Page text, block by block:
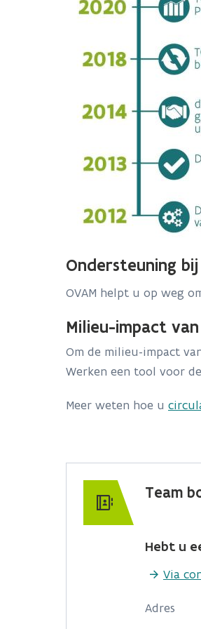
Ondersteuning bij
OVAM helpt u op weg
Milieu-impact
Om de milieu-impact
Werken een tool voor
Meer weten hoe u
Team
Hebt u
Via
Adres